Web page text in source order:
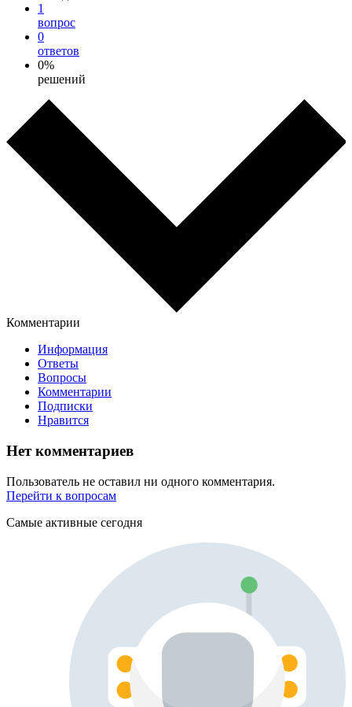
1
вопрос
0
ответов
0%
решений
Комментарии
Информация
Ответы
Вопросы
Комментарии
Подписки
Нравится
Нет комментариев
Пользователь не оставил ни одного комментария.
Перейти к вопросам
Самые активные сегодня